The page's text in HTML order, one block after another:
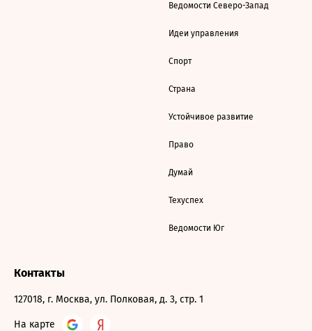
Ведомости Северо-Запад
Идеи управления
Спорт
Страна
Устойчивое развитие
Право
Думай
Техуспех
Ведомости Юг
Контакты
127018, г. Москва, ул. Полковая, д. 3, стр. 1
На карте